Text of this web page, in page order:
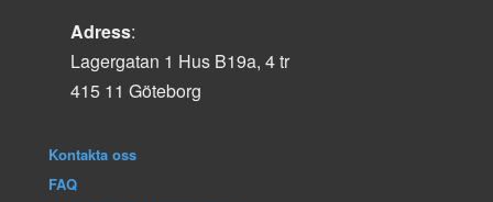
Adress:
Lagergatan 1 Hus B19a, 4 tr
415 11 Göteborg
Kontakta oss
FAQ